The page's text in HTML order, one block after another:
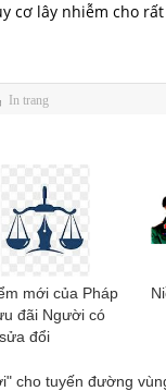
cơ lây nhiễm cho
In trang
mới của Pháp
đãi Người có
đổi
cho tuyến đường